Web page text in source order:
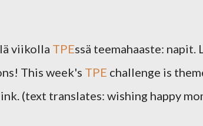
viikolla TPEssä teemahaaste: napit.
This week's TPE challenge is
(text translates: wishing happy